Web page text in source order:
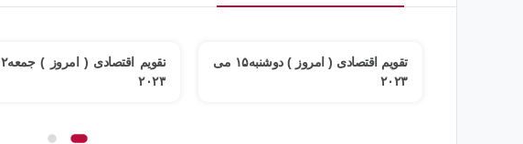
تقویم اقتصادی ( امروز ) دوشنبه۱۵ می
۲۰۲۳
۲۰۲۳